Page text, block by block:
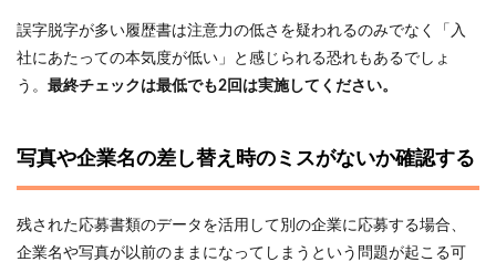
誤字脱字が多い履歴書は注意力の低さを疑われるのみでなく「入
社にあたっての本気度が低い」と感じられる恐れもあるでしょ
う。 最終チェックは最低でも2回は実施してください。
写真や企業名の差し替え時のミスがないか確認する
残された応募書類のデータを活用して別の企業に応募する場合、
企業名や写真が以前のままになってしまうという問題が起こる可